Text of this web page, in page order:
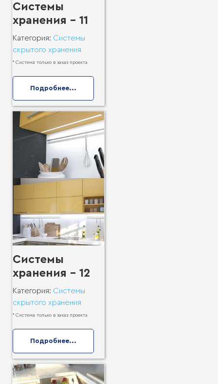
Системы
хранения - 11
Категория: Системы
скрытого хранения
* Система только в заказ проекта
Подробнее...
Системы
хранения - 12
Категория: Системы
скрытого хранения
* Система только в заказ проекта
Подробнее...